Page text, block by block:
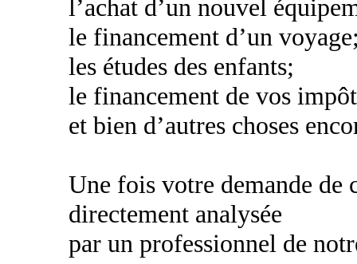
l’achat d’un nouvel
le financement d’un
les études des enfants;
le financement de vos
et bien d’autres choses
Une fois votre demande
directement analysée
par un professionnel de